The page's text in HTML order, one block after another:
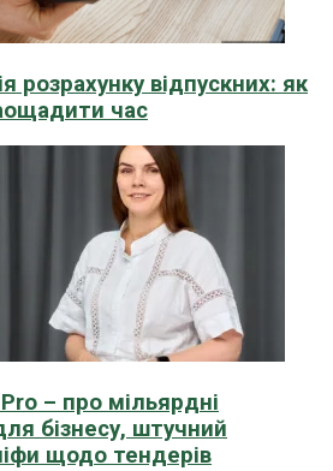
розрахунку відпускних: як
час
– про мільярдні
бізнесу, штучний
щодо тендерів